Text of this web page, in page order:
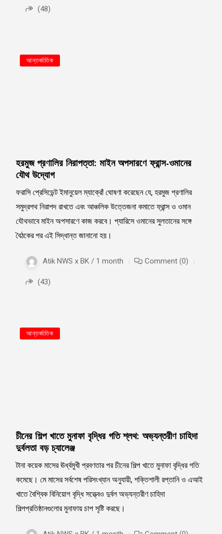
(48)
আন্তর্জাতিক
হরমুজ প্রণালির নিরাপত্তা: মাইন অপসারণে ফ্রান্স-ওমানের
যৌথ উদ্যোগ
ফরাসি প্রেসিডেন্ট ইমানুয়েল ম্যাক্রোঁ ঘোষণা করেছেন যে, হরমুজ প্রণালির
সমুদ্রপথ নিরাপদ রাখতে এবং আঞ্চলিক উত্তেজনা কমাতে ফ্রান্স ও ওমান
যৌথভাবে মাইন অপসারণে কাজ করবে। প্যারিসে ওমানের সুলতানের সঙ্গে
বৈঠকের পর এই সিদ্ধান্ত জানানো হয়।
Atik NWS x BK / 1 month Comment (0)
(43)
আন্তর্জাতিক
চীনের শিল্প খাতে মুনাফা বৃদ্ধির গতি শ্লথ: অভ্যন্তরীণ চাহিদা
দুর্বলতা বড় চ্যালেঞ্জ
টানা কয়েক মাসের ঊর্ধ্বমুখী প্রবণতার পর চীনের শিল্প খাতে মুনাফা বৃদ্ধির গতি
কমেছে। মে মাসের সর্বশেষ পরিসংখ্যান অনুযায়ী, শক্তিশালী রপ্তানি ও এআই
খাতে বৈশ্বিক বিনিয়োগ বৃদ্ধি সত্ত্বেও দুর্বল অভ্যন্তরীণ চাহিদা
শিল্পপ্রতিষ্ঠানগুলোর মুনাফায় চাপ সৃষ্টি করছে।